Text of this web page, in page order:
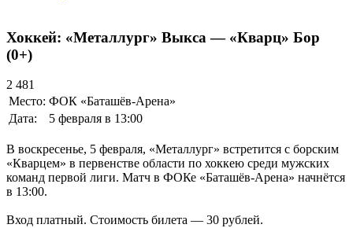
Хоккей: «Металлург» Выкса — «Кварц» Бор
(0+)
2 481
Место: ФОК «Баташёв-Арена»
Дата:
5 февраля в 13:00
В воскресенье, 5 февраля, «Металлург» встретится с борским
«Кварцем» в первенстве области по хоккею среди мужских
команд первой лиги. Матч в ФОКе «Баташёв-Арена» начнётся
в 13:00.
Вход платный. Стоимость билета — 30 рублей.